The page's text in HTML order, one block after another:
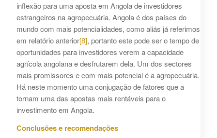
inflexão para uma aposta em Angola de investidores
estrangeiros na agropecuária. Angola é dos países do
mundo com mais potencialidades, como aliás já referimos
em relatório anterior[8], portanto este pode ser o tempo de
oportunidades para investidores verem a capacidade
agrícola angolana e desfrutarem dela. Um dos sectores
mais promissores e com mais potencial é a agropecuária.
Há neste momento uma conjugação de fatores que a
tornam uma das apostas mais rentáveis para o
investimento em Angola.
Conclusões e recomendações